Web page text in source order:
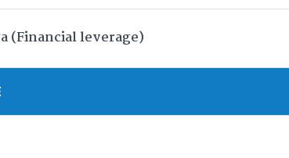
(Financial leverage)